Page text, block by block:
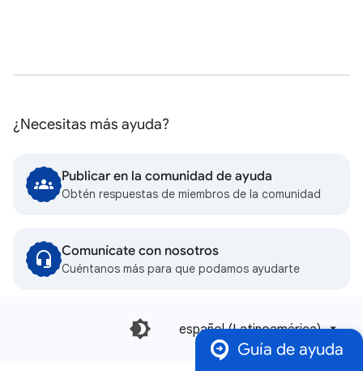
¿Necesitas más ayuda?
Publicar en la comunidad de ayuda
Obtén respuestas de miembros de la comunidad
Comunícate con nosotros
Cuéntanos más para que podamos ayudarte
español (Latinoamérica)‎
Guía de ayuda